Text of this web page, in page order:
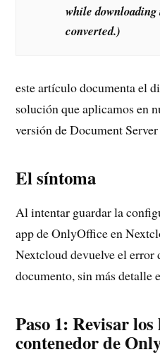
while
converted.)
este artículo documenta el
solución que aplicamos en
versión de Document
El síntoma
Al intentar guardar la
app de OnlyOffice en
Nextcloud devuelve el error
documento, sin más detalle
Paso 1: Revisar los
contenedor de